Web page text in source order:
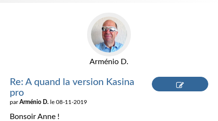
Arménio D.
Re: A quand la version Kasina
pro
parArménio D. le 08-11-2019
Bonsoir Anne !